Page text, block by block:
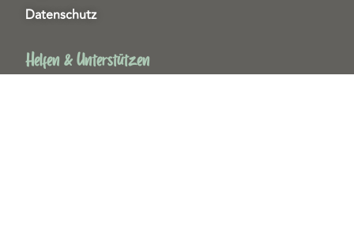
Datenschutz
Helfen & Unterstützen